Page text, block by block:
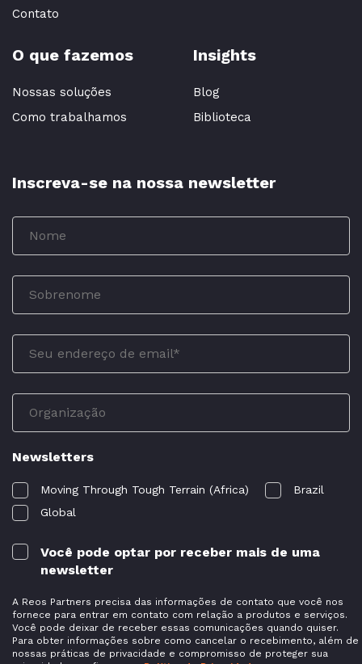
Contato
O que fazemos
Nossas soluções
Como trabalhamos
Insights
Blog
Biblioteca
Inscreva-se na nossa newsletter
Newsletters
Moving Through Tough Terrain (Africa)
Brazil
Global
Você pode optar por receber mais de uma
newsletter
A Reos Partners precisa das informações de contato que você nos
fornece para entrar em contato com relação a produtos e serviços.
Você pode deixar de receber essas comunicações quando quiser.
Para obter informações sobre como cancelar o recebimento, além de
nossas práticas de privacidade e compromisso de proteger sua